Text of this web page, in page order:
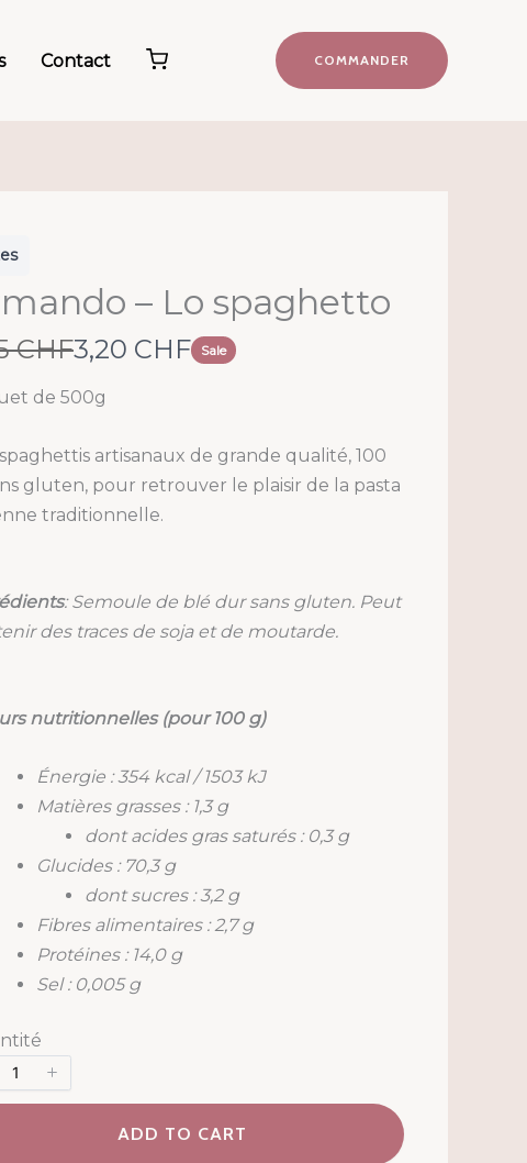
Contact COMMANDER
– Lo spaghetto
CHFN
o
3,20 CHF Sale
de 500g
artisanaux de grande qualité, 100
gluten, pour retrouver le plaisir de la pasta
traditionnelle.
: Semoule de blé dur sans gluten. Peut
des traces de soja et de moutarde.
nutritionnelles (pour 100 g)
Énergie : 354 kcal / 1503 kJ
Matières grasses : 1,3 g
dont acides gras saturés : 0,3 g
Glucides : 70,3 g
dont sucres : 3,2 g
Fibres alimentaires : 2,7 g
Protéines : 14,0 g
Sel : 0,005 g
ADD TO CART